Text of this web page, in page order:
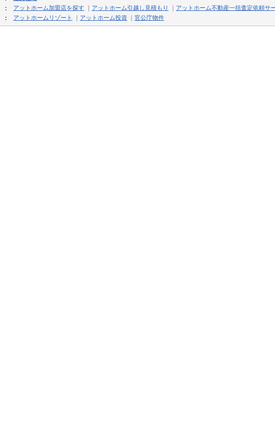
アットホーム加盟店を探す アットホーム引越し見積もり アットホーム不動産一括査定依頼サ
アットホームリゾート アットホーム投資 官公庁物件